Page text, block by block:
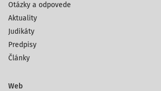
Otázky a odpovede
Aktuality
Judikáty
Predpisy
Články
Web